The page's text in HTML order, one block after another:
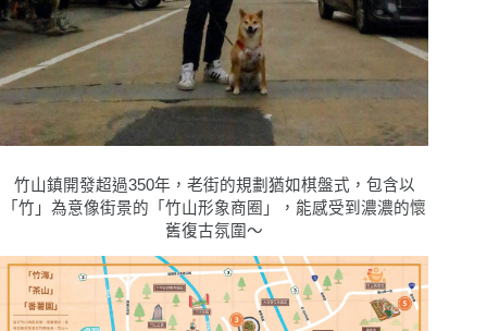
竹山鎮開發超過350年，老街的規劃猶如棋盤式，包含以
「竹」為意像街景的「竹山形象商圈」，能感受到濃濃的懷
舊復古氛圍〜